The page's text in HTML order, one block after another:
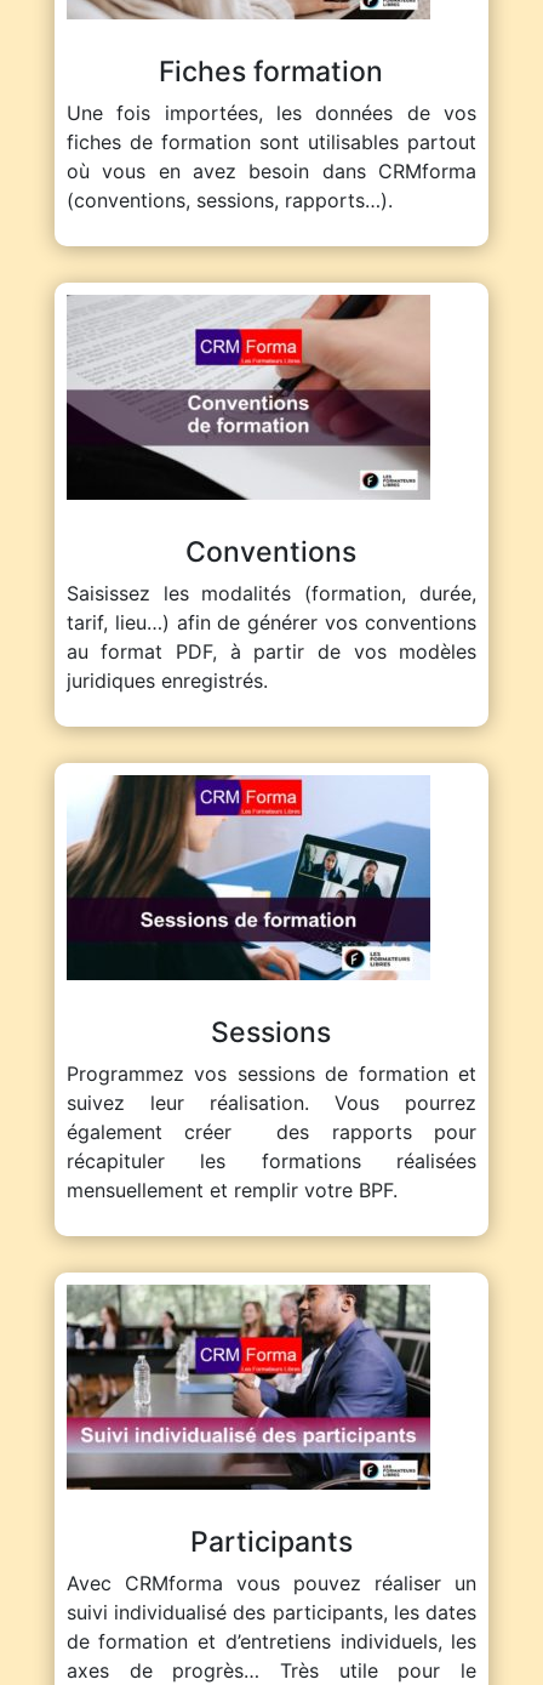
Fiches formation
Une fois importées, les données de vos
fiches de formation sont utilisables partout
où vous en avez besoin dans CRMforma
(conventions, sessions, rapports…).
Conventions
Saisissez les modalités (formation, durée,
tarif, lieu…) afin de générer vos conventions
au format PDF, à partir de vos modèles
juridiques enregistrés.
Sessions
Programmez vos sessions de formation et
suivez leur réalisation. Vous pourrez
également créer des rapports pour
récapituler les formations réalisées
mensuellement et remplir votre BPF.
Participants
Avec CRMforma vous pouvez réaliser un
suivi individualisé des participants, les dates
de formation et d’entretiens individuels, les
axes de progrès… Très utile pour le